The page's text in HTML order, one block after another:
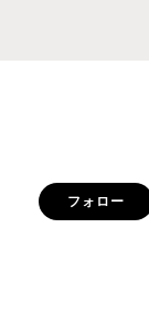
フォロー